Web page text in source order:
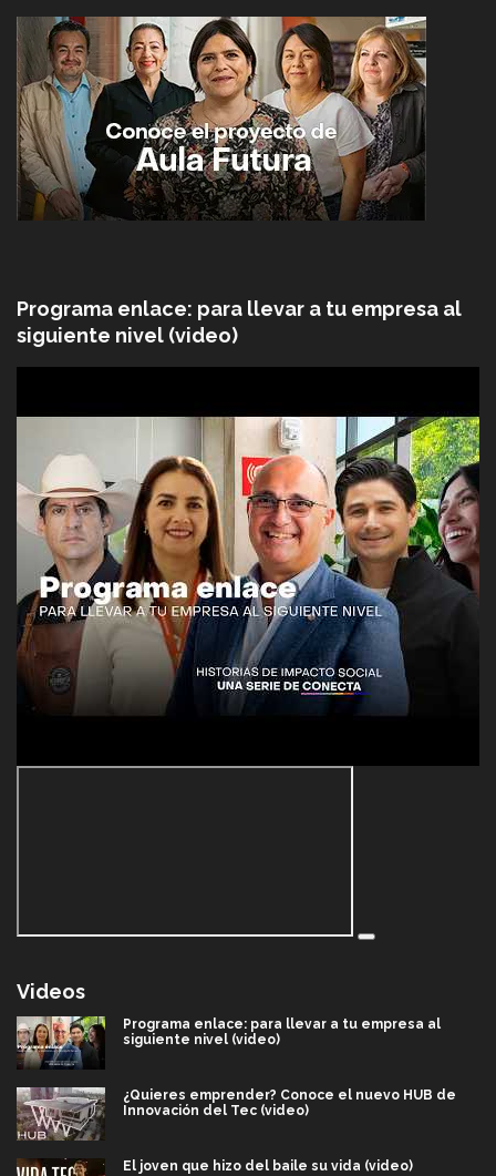
Programa enlace: para llevar a tu empresa al
siguiente nivel (video)
Videos
Programa enlace: para llevar a tu empresa al
siguiente nivel (video)
¿Quieres emprender? Conoce el nuevo HUB de
Innovación del Tec (video)
El joven que hizo del baile su vida (video)